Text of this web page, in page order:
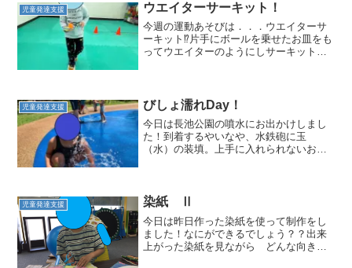
児童発達支援 ウエイターサーキット！
今週の運動あそびは．．．ウエイターサ
ーキット⁉片手にボールを乗せたお皿をも
ってウエイターのようにしサーキットを1
渡ったりと集...
児童発達支援 びしょ濡れDay！
今日は長池公園の噴水にお出かけしまし
た！到着するやいなや、水鉄砲に玉
（水）の装填。上手に入れられないお友
っかなびっくりの様子。しかしす...
児童発達支援 染紙 Ⅱ
今日は昨日作った染紙を使って制作をし
ました！なにができるでしょう？？出来
上がった染紙を見ながら どんな向きが